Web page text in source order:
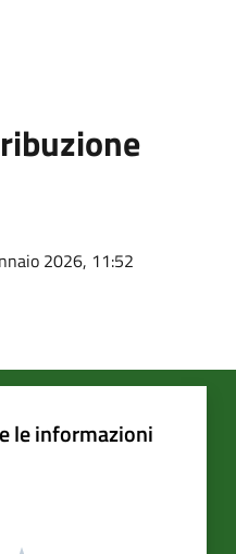
2026, 11:52
le informazioni